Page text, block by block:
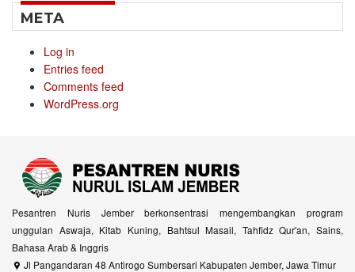
META
Log in
Entries feed
Comments feed
WordPress.org
Pesantren Nuris Jember berkonsentrasi mengembangkan program
unggulan Aswaja, Kitab Kuning, Bahtsul Masail, Tahfidz Qur'an, Sains,
Bahasa Arab & Inggris
Jl Pangandaran 48 Antirogo Sumbersari Kabupaten Jember, Jawa Timur